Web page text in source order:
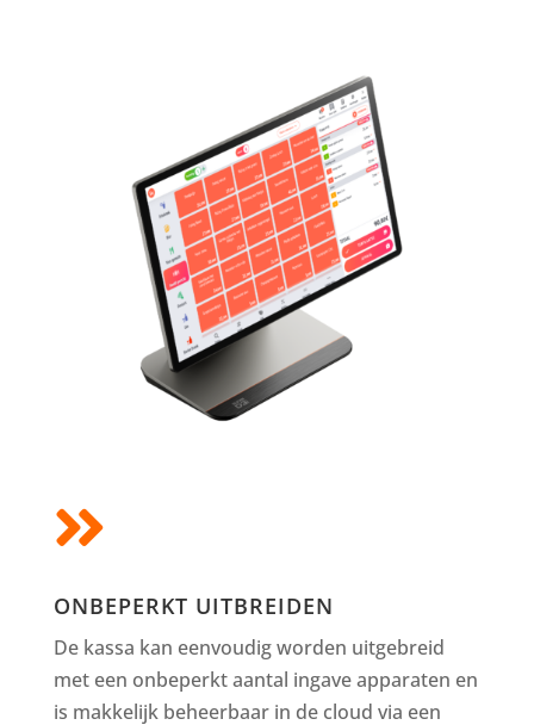

ONBEPERKT UITBREIDEN
De kassa kan eenvoudig worden uitgebreid
met een onbeperkt aantal ingave apparaten en
is makkelijk beheerbaar in de cloud via een